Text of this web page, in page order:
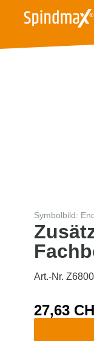
Symbolbild:
Art.-Nr. Z6800
27,63